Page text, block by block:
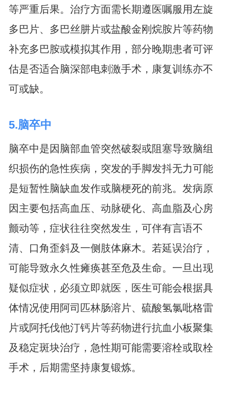
等严重后果。治疗方面需长期遵医嘱服用左旋
多巴片、多巴丝肼片或盐酸金刚烷胺片等药物
补充多巴胺或模拟其作用，部分晚期患者可评
估是否适合脑深部电刺激手术，康复训练亦不
可或缺。
5.脑卒中
脑卒中是因脑部血管突然破裂或阻塞导致脑组
织损伤的急性疾病，突发的手脚发抖无力可能
是短暂性脑缺血发作或脑梗死的前兆。发病原
因主要包括高血压、动脉硬化、高血脂及心房
颤动等，症状往往突然发生，可伴有言语不
清、口角歪斜及一侧肢体麻木。若延误治疗，
可能导致永久性瘫痪甚至危及生命。一旦出现
疑似症状，必须立即就医，医生可能会根据具
体情况使用阿司匹林肠溶片、硫酸氢氯吡格雷
片或阿托伐他汀钙片等药物进行抗血小板聚集
及稳定斑块治疗，急性期可能需要溶栓或取栓
手术，后期需坚持康复锻炼。